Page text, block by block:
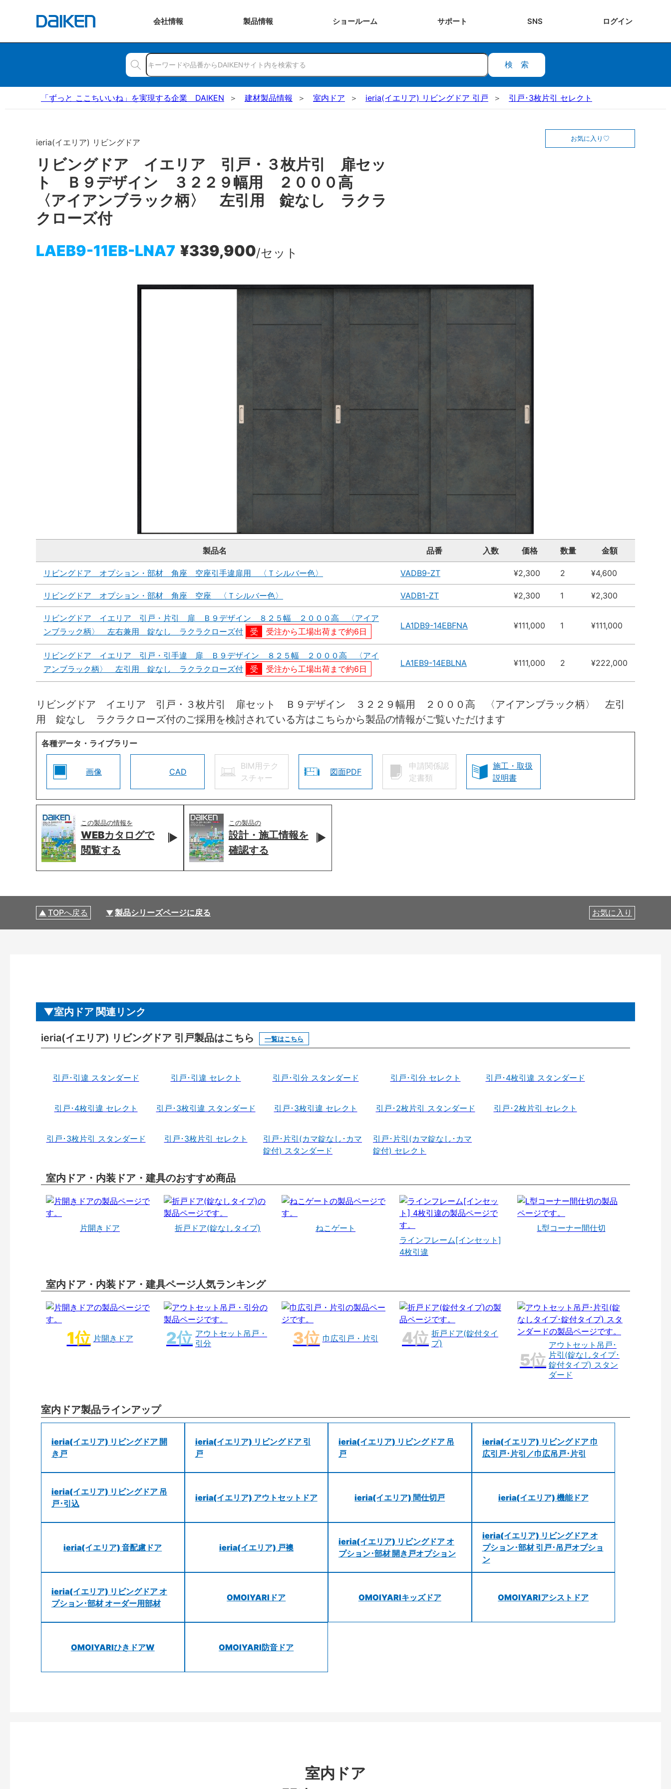
会社情報 製品情報 ショールーム サポート SNS ログイン
検索
「ずっと ここちいいね」を実現する企業 DAIKEN 建材製品情報 室内ドア ieria(イエリア) リビングドア 引戸 引戸･3枚片引 セレクト
ieria(イエリア) リビングドア
リビングドア イエリア 引戸・３枚片引 扉セッ
ト Ｂ９デザイン ３２２９幅用 ２０００高
〈アイアンブラック柄〉 左引用 錠なし ラクラ
クローズ付
LAEB9-11EB-LNA7 ¥339,900/セット
お気に入り
製品名 品番 入数 価格 数量 金額
リビングドア オプション・部材 角座 空座引手違扉用 〈Ｔシルバー色〉 VADB9-ZT ¥2,300 2 ¥4,600
リビングドア オプション・部材 角座 空座 〈Ｔシルバー色〉 VADB1-ZT ¥2,300 1 ¥2,300
リビングドア イエリア 引戸・片引 扉 Ｂ９デザイン ８２５幅 ２０００高 〈アイア
ンブラック柄〉 左右兼用 錠なし ラクラクローズ付
受注から工場出荷まで約6日
LA1DB9-14EBFNA ¥111,000 1 ¥111,000
リビングドア イエリア 引戸・引手違 扉 Ｂ９デザイン ８２５幅 ２０００高 〈アイ
アンブラック柄〉 左引用 錠なし ラクラクローズ付
受注から工場出荷まで約6日
LA1EB9-14EBLNA ¥111,000 2 ¥222,000
リビングドア イエリア 引戸・３枚片引 扉セット Ｂ９デザイン ３２２９幅用 ２０００高 〈アイアンブラック柄〉 左引
用 錠なし ラクラクローズ付のご採用を検討されている方はこちらから製品の情報がご覧いただけます
各種データ・ライブラリー
画像 CAD
BIM用テク
スチャー
図面PDF
申請関係認
定書類
施工・取扱
説明書
この製品の情報を
WEBカタログで
閲覧する
この製品の
設計・施工情報を
確認する
TOPへ戻る 製品シリーズページに戻る お気に入り
室内ドア 関連リンク
ieria(イエリア) リビングドア 引戸製品はこちら 一覧はこちら
引戸･引違 スタンダード 引戸･引違 セレクト 引戸･引分 スタンダード 引戸･引分 セレクト 引戸･4枚引違 スタンダード
引戸･4枚引違 セレクト 引戸･3枚引違 スタンダード 引戸･3枚引違 セレクト 引戸･2枚片引 スタンダード 引戸･2枚片引 セレクト
引戸･3枚片引 スタンダード 引戸･3枚片引 セレクト
引戸･片引(カマ錠なし･カマ
錠付) スタンダード
引戸･片引(カマ錠なし･カマ
錠付) セレクト
室内ドア・内装ドア・建具のおすすめ商品
片開きドア 折戸ドア(錠なしタイプ)
ねこゲート
ラインフレーム[インセット]
4枚引違
L型コーナー間仕切
室内ドア・内装ドア・建具ページ人気ランキング
片開きドア
アウトセット吊戸・
引分
巾広引戸・片引
折戸ドア(錠付タイ
プ)
アウトセット吊戸･
片引(錠なしタイプ･
錠付タイプ) スタン
ダード
室内ドア製品ラインアップ
ieria(イエリア) リビングドア 開
き戸
ieria(イエリア) リビングドア 引
戸
ieria(イエリア) リビングドア 吊
戸
ieria(イエリア) リビングドア 巾
広引戸･片引／巾広吊戸･片引
ieria(イエリア) リビングドア 吊
戸･引込
ieria(イエリア) アウトセットドア ieria(イエリア) 間仕切戸 ieria(イエリア) 機能ドア
ieria(イエリア) 音配慮ドア ieria(イエリア) 戸襖
ieria(イエリア) リビングドア オ
プション･部材 開き戸オプション
ieria(イエリア) リビングドア オ
プション･部材 引戸･吊戸オプショ
ン
ieria(イエリア) リビングドア オ
プション･部材 オーダー用部材
OMOIYARIドア OMOIYARIキッズドア OMOIYARIアシストドア
OMOIYARIひきドアW OMOIYARI防音ドア
室内ドア